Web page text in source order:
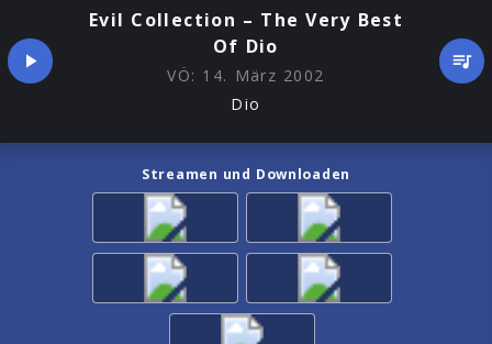
Evil Collection – The Very Best
Of Dio
VÖ: 14. März 2002
Dio
Streamen und Downloaden